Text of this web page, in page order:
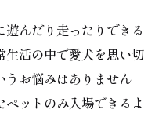
んだり走ったりできる
生活の中で愛犬を思い切
うお悩みはありません
ットのみ入場できるよ